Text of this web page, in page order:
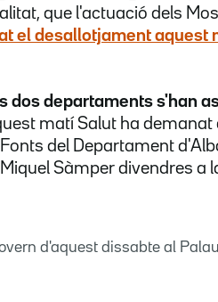
que l'actuació dels
el desallotjament aquest
dos departaments s'han
matí Salut ha demanat
del Departament
Sàmper divendres a
d'aquest dissabte al